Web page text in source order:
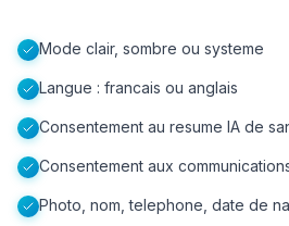
Mode clair, sombre ou systeme
Langue : francais ou anglais
Consentement au resume IA de
Consentement aux
Photo, nom, telephone, date de